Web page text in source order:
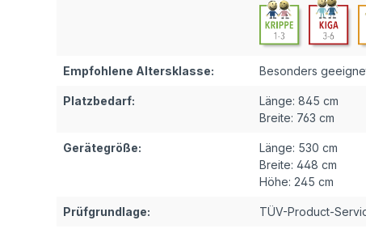
Empfohlene Altersklasse: Besonders
Platzbedarf: Länge: 845 cm
Breite: 763 cm
Gerätegröße: Länge: 530 cm
Breite: 448 cm
Höhe: 245 cm
Prüfgrundlage: TÜV-Product-